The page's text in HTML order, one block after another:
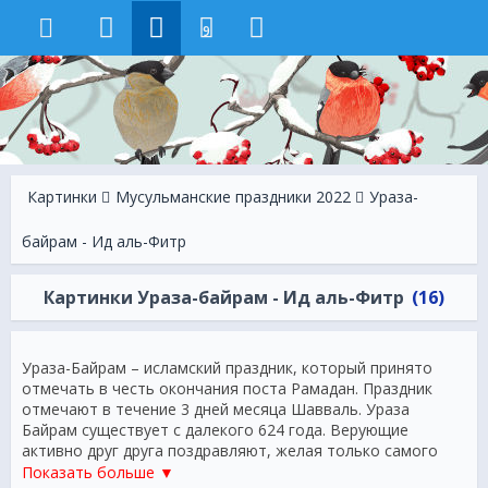
9
Картинки Мусульманские праздники 2022 Ураза-
байрам - Ид аль-Фитр
Картинки Ураза-байрам - Ид аль-Фитр (16)
Ураза-Байрам – исламский праздник, который принято
отмечать в честь окончания поста Рамадан. Праздник
отмечают в течение 3 дней месяца Шавваль. Ураза
Байрам существует с далекого 624 года. Верующие
активно друг друга поздравляют, желая только самого
лучшего. В день праздника принято собирать милостыню
Показать больше ▼